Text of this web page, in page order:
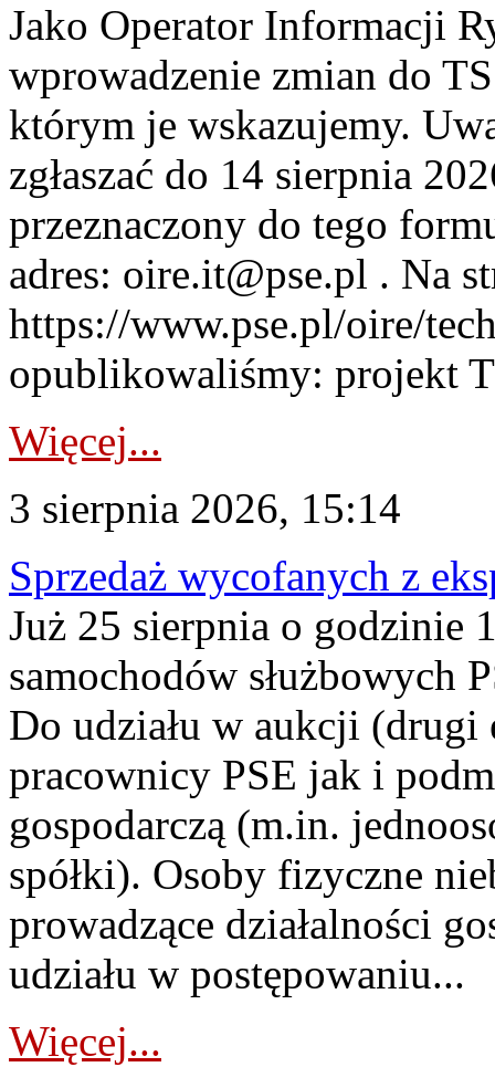
Jako Operator Informacji
wprowadzenie zmian do
którym je wskazujemy.
zgłaszać do 14 sierpnia
przeznaczony do tego
adres: oire.it@pse.pl . Na
https://www.pse.pl/oire/
opublikowaliśmy: projekt
Więcej...
3 sierpnia 2026, 15:14
Sprzedaż wycofanych z
Już 25 sierpnia o godzinie
samochodów służbowych
Do udziału w aukcji (drugi
pracownicy PSE jak i
gospodarczą (m.in.
spółki). Osoby fizyczne
prowadzące działalności
udziału w postępowaniu...
Więcej...